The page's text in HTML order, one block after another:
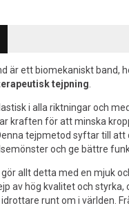
är ett biomekaniskt band,
tejpning
i alla riktningar och
kraften för att minska
tejpmetod syftar till att
och ge bättre
gör allt detta med en mjuk
av hög kvalitet och styrka,
runt om i världen.